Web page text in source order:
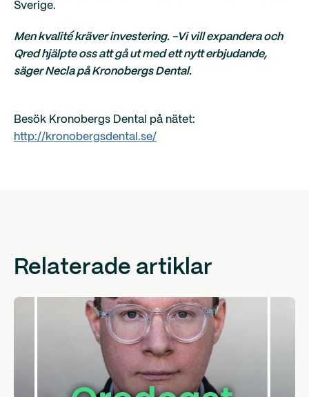
Sverige.
Men kvalité kräver investering. -Vi vill expandera och
Qred hjälpte oss att gå ut med ett nytt erbjudande,
säger Necla på Kronobergs Dental.
Besök Kronobergs Dental på nätet:
http://kronobergsdental.se/
Relaterade artiklar